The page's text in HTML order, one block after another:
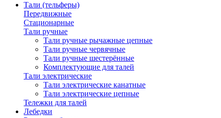
Тали (тельферы)
Передвижные
Стационарные
Тали ручные
Тали ручные рычажные цепные
Тали ручные червячные
Тали ручные шестерённые
Комплектующие для талей
Тали электрические
Тали электрические канатные
Тали электрические цепные
Тележки для талей
Лебедки